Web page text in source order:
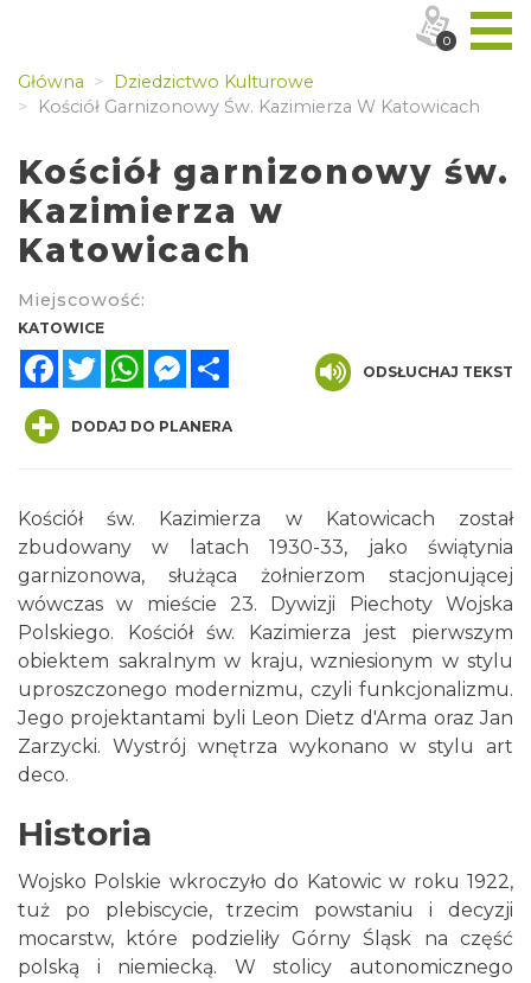
Główna
Dziedzictwo Kulturowe
Kościół Garnizonowy Św. Kazimierza W Katowicach
Kościół garnizonowy św.
Kazimierza w
Katowicach
Miejscowość:
KATOWICE
FacebookTwitterWhatsAppMessenger
ODSŁUCHAJ TEKST
DODAJ DO PLANERA
Kościół św. Kazimierza w Katowicach został
zbudowany w latach 1930-33, jako świątynia
garnizonowa, służąca żołnierzom stacjonującej
wówczas w mieście 23. Dywizji Piechoty Wojska
Polskiego. Kościół św. Kazimierza jest pierwszym
obiektem sakralnym w kraju, wzniesionym w stylu
uproszczonego modernizmu, czyli funkcjonalizmu.
Jego projektantami byli Leon Dietz d'Arma oraz Jan
Zarzycki. Wystrój wnętrza wykonano w stylu art
deco.
Historia
Wojsko Polskie wkroczyło do Katowic w roku 1922,
tuż po plebiscycie, trzecim powstaniu i decyzji
mocarstw, które podzieliły Górny Śląsk na część
polską i niemiecką. W stolicy autonomicznego
0